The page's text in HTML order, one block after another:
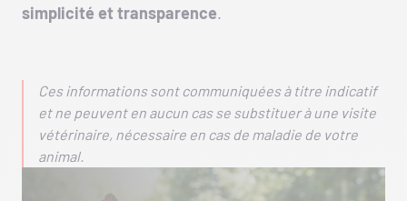
simplicité et transparence.
Ces informations sont communiquées à titre indicatif
et ne peuvent en aucun cas se substituer à une visite
vétérinaire, nécessaire en cas de maladie de votre
animal.